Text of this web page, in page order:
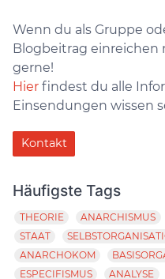
Wenn du als Gruppe
Blogbeitrag einreichen
gerne!
Hier findest du alle
Einsendungen wissen
Kontakt
Häufigste Tags
THEORIE ANARCHISMUS
STAAT
ANARCHOKOM
ESPECIFISMUS
ANALYSE